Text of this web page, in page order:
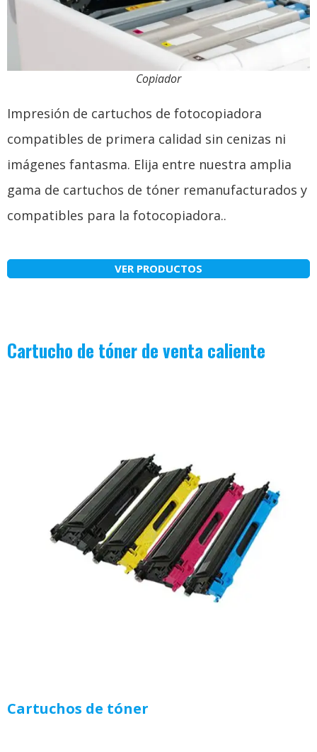
Copiador
Impresión de cartuchos de fotocopiadora
compatibles de primera calidad sin cenizas ni
imágenes fantasma. Elija entre nuestra amplia
gama de cartuchos de tóner remanufacturados y
compatibles para la fotocopiadora..
VER PRODUCTOS
Cartucho de tóner de venta caliente
Cartuchos de tóner